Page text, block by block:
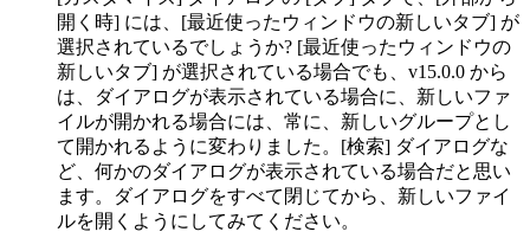
開く時] には、[最近使ったウィンドウの新しいタブ] が
選択されているでしょうか? [最近使ったウィンドウの
新しいタブ] が選択されている場合でも、v15.0.0 から
は、ダイアログが表示されている場合に、新しいファ
イルが開かれる場合には、常に、新しいグループとし
て開かれるように変わりました。[検索] ダイアログな
ど、何かのダイアログが表示されている場合だと思い
ます。ダイアログをすべて閉じてから、新しいファイ
ルを開くようにしてみてください。